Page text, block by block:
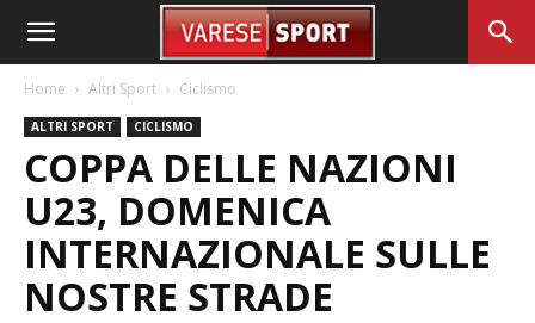
Home Altri Sport Ciclismo
ALTRI SPORT CICLISMO
COPPA DELLE NAZIONI
U23, DOMENICA
INTERNAZIONALE SULLE
NOSTRE STRADE